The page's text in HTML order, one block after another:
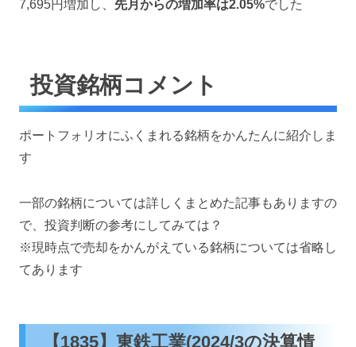
7,695円増加し、 先月からの増加率は2.05%でした
投資銘柄コメント
ポートフォリオにふくまれる銘柄をかんたんに紹介しま
す
一部の銘柄については詳しくまとめた記事もありますの
で、投資判断の参考にしてみては？
※現時点で売却をかんがえている銘柄については省略し
てあります
【1835】東鉄工業(2024/3の決算情